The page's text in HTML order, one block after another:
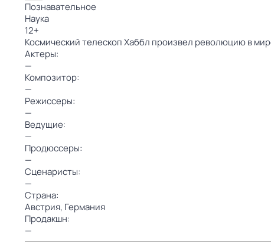
Познавательное
Наука
12+
Космический телескоп Хаббл произвел революцию в
Актеры:
—
Композитор:
—
Режиссеры:
—
Ведущие:
—
Продюссеры:
—
Сценаристы:
—
Страна:
Австрия, Германия
Продакшн:
—